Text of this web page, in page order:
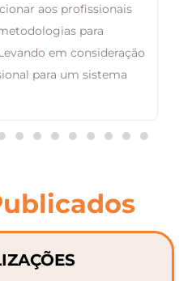
aos profissionais
para
em consideração
para um sistema